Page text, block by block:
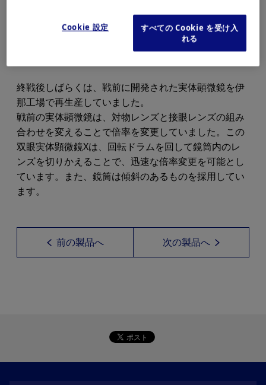
終戦後しばらくは、戦前に開発された実体顕微鏡を伊
那工場で再生産していました。
戦前の実体顕微鏡は、対物レンズと接眼レンズの組み
合わせを変えることで倍率を変更していました。この
双眼実体顕微鏡Xは、回転ドラムを回して鏡筒内のレ
ンズを切りかえることで、迅速な倍率変更を可能とし
ています。また、鏡筒は傾斜のあるものを採用してい
ます。
前の製品へ 次の製品へ
Cookie 設定
すべての Cookie を受け入
れる